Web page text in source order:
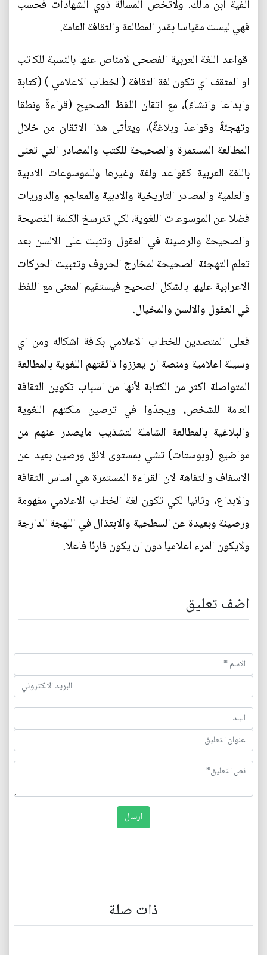
الفية ابن مالك. ولاتخص المسألة ذوي الشهادات فحسب
فهي ليست مقياسا بقدر المطالعة والثقافة العامة.
قواعد اللغة العربية الفصحى لامناص عنها بالنسبة للكاتب
او المثقف اي تكون لغة الثقافة (الخطاب الاعلامي ) (كتابة
وابداعا وانشاءً)، مع اتقان اللفظ الصحيح (قراءةً ونطقا
وتهجئةً وقواعدَ وبلاغةً)، ويتأتى هذا الاتقان من خلال
المطالعة المستمرة والصحيحة للكتب والمصادر التي تعنى
باللغة العربية كقواعد ولغة وغيرها وللموسوعات الادبية
والعلمية والمصادر التاريخية والادبية والمعاجم والدوريات
فضلا عن الموسوعات اللغوية، لكي تترسخ الكلمة الفصيحة
والصحيحة والرصينة في العقول وتثبت على الالسن بعد
تعلم التهجئة الصحيحة لمخارج الحروف وتثبيت الحركات
الاعرابية عليها بالشكل الصحيح فيستقيم المعنى مع اللفظ
في العقول والالسن والمخيال.
فعلى المتصدين للخطاب الاعلامي بكافة اشكاله ومن اي
وسيلة اعلامية ومنصة ان يعززوا ذائقتهم اللغوية بالمطالعة
المتواصلة اكثر من الكتابة لأنها من اسباب تكوين الثقافة
العامة للشخص، ويجدّوا في ترصين ملكتهم اللغوية
والبلاغية بالمطالعة الشاملة لتشذيب مايصدر عنهم من
مواضيع (وبوستات) تشي بمستوى لائق ورصين بعيد عن
الاسفاف والتفاهة لان القراءة المستمرة هي اساس الثقافة
والابداع، وثانيا لكي تكون لغة الخطاب الاعلامي مفهومة
ورصينة وبعيدة عن السطحية والابتذال في اللهجة الدارجة
ولايكون المرء اعلاميا دون ان يكون قارئا فاعلا.
اضف تعليق
ذات صلة